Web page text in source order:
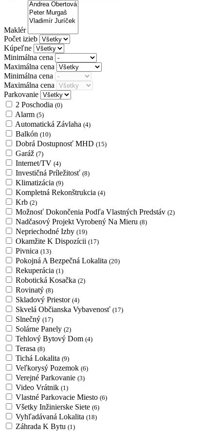
Maklér
Počet izieb
Kúpeľne
Minimálna cena
Maximálna cena
Minimálna cena
Maximálna cena
Parkovanie
2 Poschodia (0)
Alarm (5)
Automatická Závlaha (4)
Balkón (10)
Dobrá Dostupnosť MHD (15)
Garáž (7)
Internet/TV (4)
Investičná Príležitosť (8)
Klimatizácia (9)
Kompletná Rekonštrukcia (4)
Krb (2)
Možnosť Dokončenia Podľa Vlastných Predstáv (2)
Nadčasový Projekt Vyrobený Na Mieru (8)
Nepriechodné Izby (19)
Okamžite K Dispozícii (17)
Pivnica (13)
Pokojná A Bezpečná Lokalita (20)
Rekuperácia (1)
Robotická Kosačka (2)
Rovinatý (8)
Skladový Priestor (4)
Skvelá Občianska Vybavenosť (17)
Slnečný (17)
Solárne Panely (2)
Tehlový Bytový Dom (4)
Terasa (8)
Tichá Lokalita (9)
Veľkorysý Pozemok (6)
Verejné Parkovanie (3)
Video Vrátnik (1)
Vlastné Parkovacie Miesto (6)
Všetky Inžinierske Siete (6)
Vyhľadávaná Lokalita (18)
Záhrada K Bytu (1)